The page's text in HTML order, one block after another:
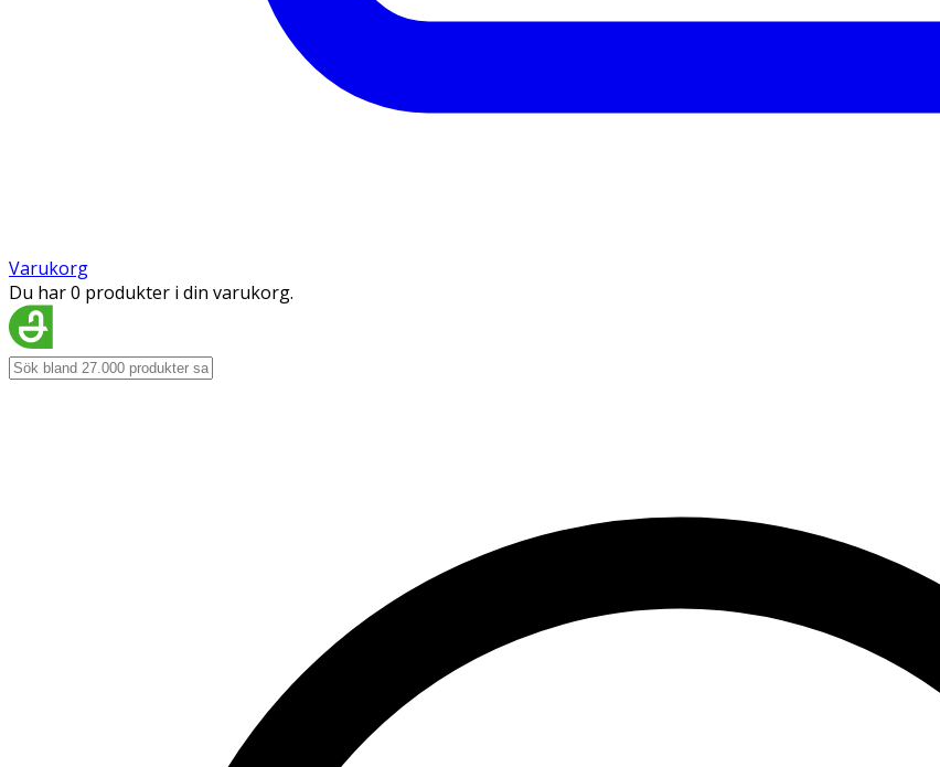
Varukorg
Du har 0 produkter i din varukorg.